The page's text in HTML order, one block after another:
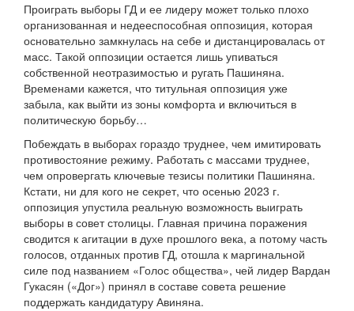
Проиграть выборы ГД и ее лидеру может только плохо
организованная и недееспособная оппозиция, которая
основательно замкнулась на себе и дистанцировалась от
масс. Такой оппозиции остается лишь упиваться
собственной неотразимостью и ругать Пашиняна.
Временами кажется, что титульная оппозиция уже
забыла, как выйти из зоны комфорта и включиться в
политическую борьбу…
Побеждать в выборах гораздо труднее, чем имитировать
противостояние режиму. Работать с массами труднее,
чем опровергать ключевые тезисы политики Пашиняна.
Кстати, ни для кого не секрет, что осенью 2023 г.
оппозиция упустила реальную возможность выиграть
выборы в совет столицы. Главная причина поражения
сводится к агитации в духе прошлого века, а потому часть
голосов, отданных против ГД, отошла к маргинальной
силе под названием «Голос общества», чей лидер Вардан
Гукасян («Дог») принял в составе совета решение
поддержать кандидатуру Авиняна.